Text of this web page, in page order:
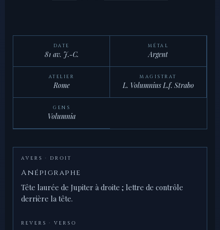
DATE
81 av. J.-C.
MÉTAL
Argent
ATELIER
Rome
MAGISTRAT
L. Volumnius L.f. Strabo
GENS
Volumnia
AVERS · DROIT
Anépigraphe
Tête laurée de Jupiter à droite ; lettre de contrôle
derrière la tête.
REVERS · VERSO